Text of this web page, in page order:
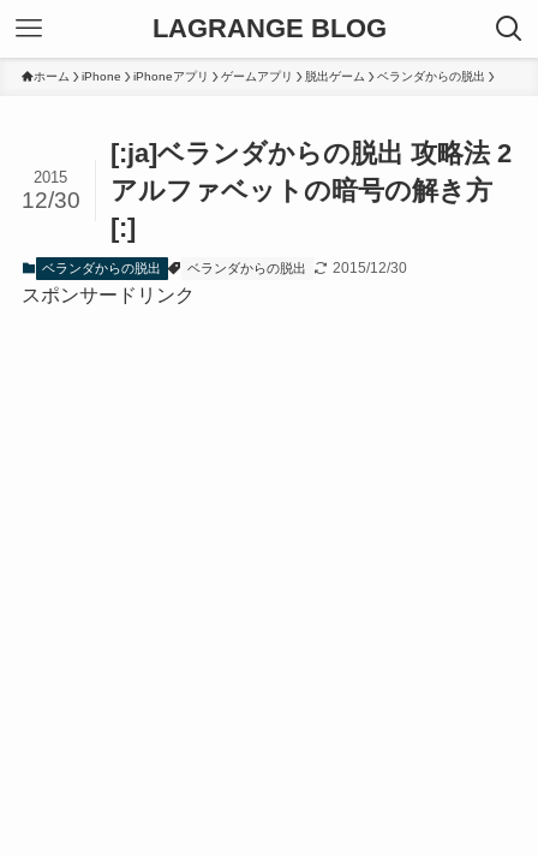
LAGRANGE BLOG
ホーム iPhone iPhoneアプリ ゲームアプリ 脱出ゲーム ベランダからの脱出
[:ja]ベランダからの脱出 攻略法 2
アルファベットの暗号の解き方
[:]
2015
12/30
ベランダからの脱出 ベランダからの脱出 2015/12/30
スポンサードリンク